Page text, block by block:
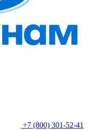
+7 (800) 301-52-41